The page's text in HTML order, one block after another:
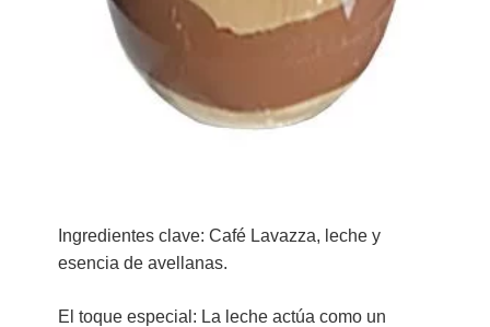
Ingredientes clave: Café Lavazza, leche y
esencia de avellanas.
El toque especial: La leche actúa como un